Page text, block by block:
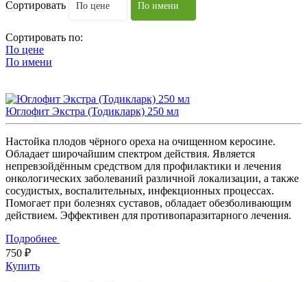
Сортировать По цене По имени
Сортировать по:
По цене
По имени
Юглофит Экстра (Тодикларк) 250 мл
Настойка плодов чёрного ореха на очищенном керосине.
Обладает широчайшим спектром действия. Является
непревзойдённым средством для профилактики и лечения
онкологических заболеваний различной локализации, а также
сосудистых, воспалительных, инфекционных процессах.
Помогает при болезнях суставов, обладает обезболивающим
действием. Эффективен для противопаразитарного лечения.
Подробнее
750 ₽
Купить